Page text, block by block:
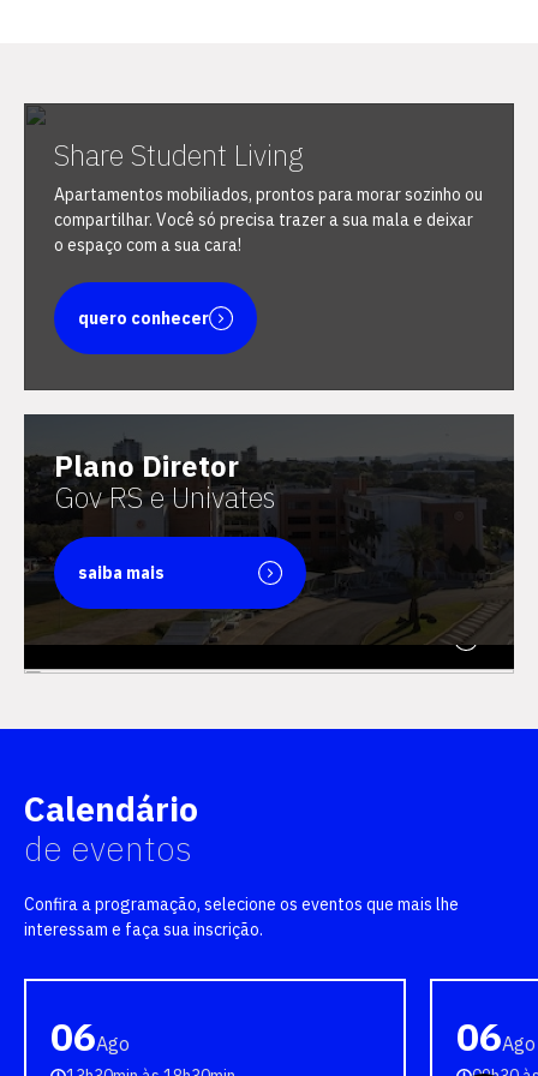
Share Student Living
Apartamentos mobiliados, prontos para morar sozinho ou
compartilhar. Você só precisa trazer a sua mala e deixar
o espaço com a sua cara!
quero conhecer
Plano Diretor
Gov RS e Univates
saiba mais
Calendário
de eventos
Confira a programação, selecione os eventos que mais lhe
interessam e faça sua inscrição.
06Ago 06Ago
Escolha a vaga que você
quer concorrer:
vagas para início de curso
vagas a partir do 2º ano de curso